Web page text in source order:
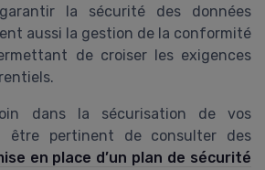
la sécurité des données
aussi la gestion de la conformité
de croiser les exigences
dans la sécurisation de vos
être pertinent de consulter des
en place d’un plan de sécurité